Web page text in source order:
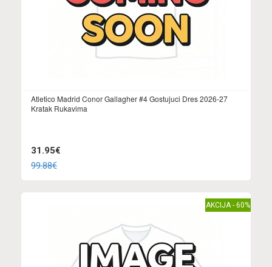
Atletico Madrid Conor Gallagher #4 Gostujuci Dres 2026-27
Kratak Rukavima
31.95€
99.88€
AKCIJA - 60%